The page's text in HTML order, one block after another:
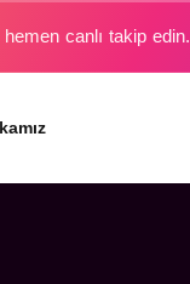
hemen canlı takip edin.